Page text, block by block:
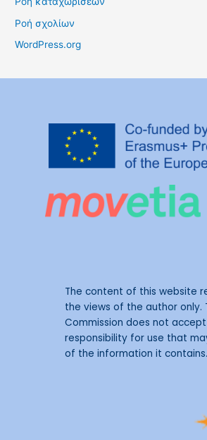
Ροή σχολίων
WordPress.org
The content of this website
the views of the author only.
Commission does not
responsibility for use that
of the information it contains.